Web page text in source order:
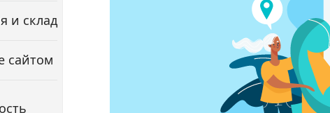
и склад
сайтом